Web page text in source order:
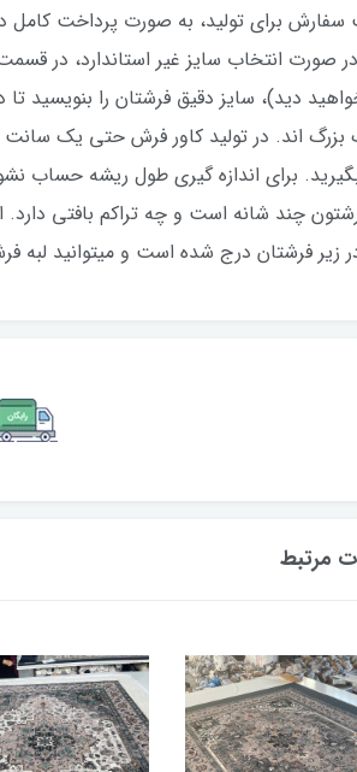
سفارش برای تولید، به صورت پرداخت
صورت انتخاب سایز غیر استاندارد، در
دید)، سایز دقیق فرشتان را بنویسید
اند. در تولید کاور فرش حتی یک
بگیرید. برای اندازه گیری طول ریشه حساب
چند شانه است و چه تراکم بافتی
زیر فرشتان درج شده است و میتوانید لبه
مرتبط